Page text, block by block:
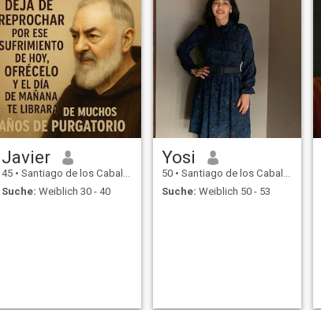
Javier
45 • Santiago de los Caballeros, Santiago, Dom. Rep.
Suche: Weiblich 30 - 40
Yosi
50 • Santiago de los Caballeros, Santiago, Dom. Rep.
Suche: Weiblich 50 - 53